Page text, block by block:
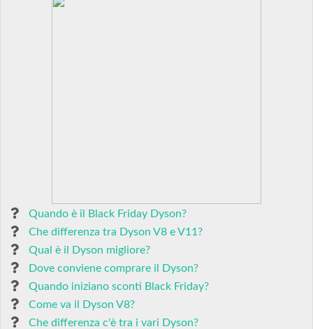
Quando è il Black Friday Dyson?
Che differenza tra Dyson V8 e V11?
Qual è il Dyson migliore?
Dove conviene comprare il Dyson?
Quando iniziano sconti Black Friday?
Come va il Dyson V8?
Che differenza c'è tra i vari Dyson?